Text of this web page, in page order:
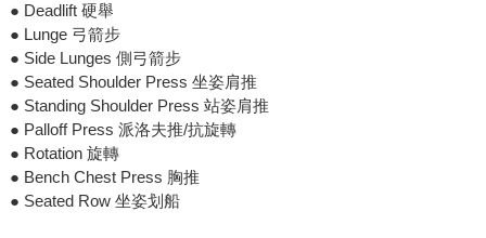
● Deadlift 硬舉
● Lunge 弓箭步
● Side Lunges 側弓箭步
● Seated Shoulder Press 坐姿肩推
● Standing Shoulder Press 站姿肩推
● Palloff Press 派洛夫推/抗旋轉
● Rotation 旋轉
● Bench Chest Press 胸推
● Seated Row 坐姿划船